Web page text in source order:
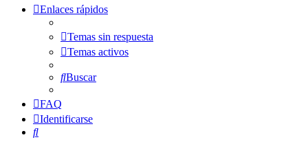
Enlaces rápidos
Temas sin respuesta
Temas activos
Buscar
FAQ
Identificarse
Buscar